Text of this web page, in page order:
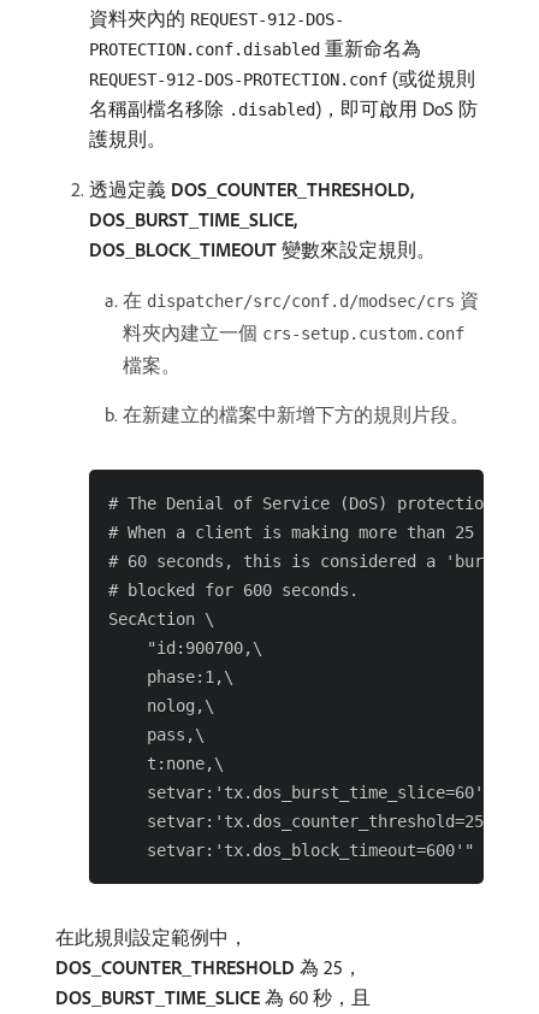
資料夾內的 REQUEST-912-DOS-
PROTECTION.conf.disabled 重新命名為
REQUEST-912-DOS-PROTECTION.conf (或從規則
名稱副檔名移除 .disabled)，即可啟用 DoS 防
護規則。
透過定義 DOS_COUNTER_THRESHOLD,
DOS_BURST_TIME_SLICE,
DOS_BLOCK_TIMEOUT 變數來設定規則。
在 dispatcher/src/conf.d/modsec/crs 資
料夾內建立一個 crs-setup.custom.conf
檔案。
在新建立的檔案中新增下方的規則片段。
# The Denial of Service (DoS) protection
# When a client is making more than 25
# 60 seconds, this is considered a
# blocked for 600 seconds.
SecAction \
    "id:900700,\
    phase:1,\
    nolog,\
    pass,\
    t:none,\
    setvar:'tx.dos_burst_time_slice=60',\
    setvar:'tx.dos_counter_threshold=25',\
在此規則設定範例中，
DOS_COUNTER_THRESHOLD 為 25，
DOS_BURST_TIME_SLICE 為 60 秒，且